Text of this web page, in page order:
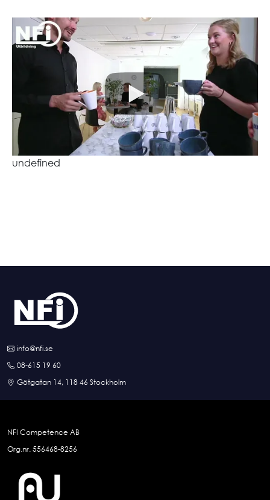
undefined
info@nfi.se
08-615 19 60
Götgatan 14, 118 46 Stockholm
NFI Competence AB
Org.nr. 556468-8256